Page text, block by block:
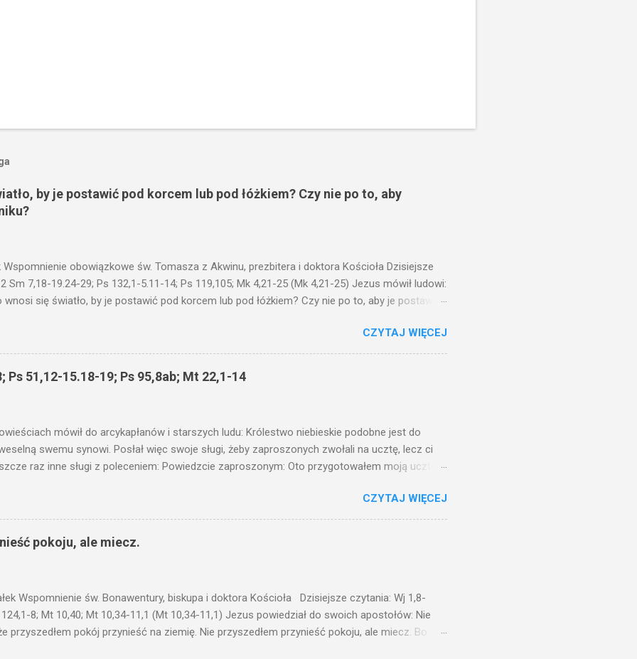
by je postawić pod korcem lub pod łóżkiem? Czy nie po to, aby
Wspomnienie obowiązkowe św. Tomasza z Akwinu, prezbitera i doktora Kościoła Dzisiejsze
Sm 7,18-19.24-29; Ps 132,1-5.11-14; Ps 119,105; Mk 4,21-25 (Mk 4,21-25) Jezus mówił ludowi:
wnosi się światło, by je postawić pod korcem lub pod łóżkiem? Czy nie po to, aby je postawić
I mówił im: Uważajcie na to, czego słuchacie. Taką samą miarą, jaką wy mierzycie,
i jeszcze wam dołożą. Bo kto ma, temu będzie dane; a kto nie ma, pozbawią go i tego, co
fragmencie z Ewangelii Jezus kontynuuje przypowieści.... Czy po to wnosi się światło,
pod korcem lub pod łóżkiem? Czy nie po to, aby je postawić na świeczniku? Nie ma
CZYTAJ WIĘCEJ
Ps 51,12-15.18-19; Ps 95,8ab; Mt 22,1-14
mówił do arcykapłanów i starszych ludu: Królestwo niebieskie podobne jest do
swemu synowi. Posłał więc swoje sługi, żeby zaproszonych zwołali na ucztę, lecz ci
raz inne sługi z poleceniem: Powiedzcie zaproszonym: Oto przygotowałem moją ucztę:
a inni pochwycili jego sługi i znieważywszy [ich], pozabijali. Na to król uniósł się
i kazał wytracić owych zabójców, a miasto ich spalić. Wtedy rzekł swoim sługom: Uczta
nie byli jej godni. Idźcie więc na rozstajne drogi i zaproście na ucztę wszystkich,
wyszli na drogi i sprowadzili wszystkich, których napotkali: złych i dobrych. I sala zapełniła się
się pr...
CZYTAJ WIĘCEJ
pokoju, ale miecz.
Wspomnienie św. Bonawentury, biskupa i doktora Kościoła Dzisiejsze czytania: Wj 1,8-
124,1-8; Mt 10,40; Mt 10,34-11,1 (Mt 10,34-11,1) Jezus powiedział do swoich apostołów: Nie
przyszedłem pokój przynieść na ziemię. Nie przyszedłem przynieść pokoju, ale miecz. Bo